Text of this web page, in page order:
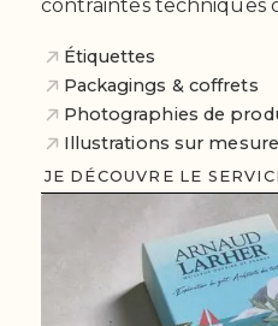
contraintes techniques
Étiquettes
Packagings & coffrets
Photographies de
Illustrations sur mesure
JE DÉCOUVRE LE